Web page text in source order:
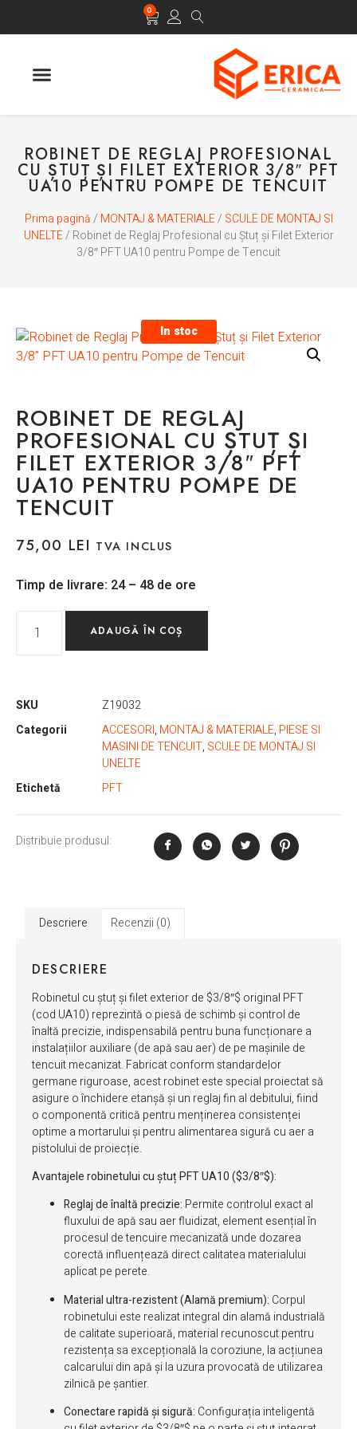
0
ROBINET DE REGLAJ PROFESIONAL
CU ȘTUȚ ȘI FILET EXTERIOR 3/8″ PFT
UA10 PENTRU POMPE DE TENCUIT
Prima pagină/ MONTAJ & MATERIALE/ SCULE DE MONTAJ SI
UNELTE/ Robinet de Reglaj Profesional cu Ștuț și Filet Exterior
3/8″ PFT UA10 pentru Pompe de Tencuit
In stoc
ROBINET DE REGLAJ
PROFESIONAL CU ȘTUȚ ȘI
FILET EXTERIOR 3/8″ PFT
UA10 PENTRU POMPE DE
TENCUIT
75,00 LEI TVA INCLUS
Timp de livrare: 24 – 48 de ore
ADAUGĂ ÎN COȘ
SKU
Z19032
Categorii
ACCESORI, MONTAJ & MATERIALE, PIESE SI
MASINI DE TENCUIT, SCULE DE MONTAJ SI
UNELTE
Etichetă
PFT
Distribuie produsul:
Descriere Recenzii (0)
DESCRIERE
Robinetul cu ștuț și filet exterior de $3/8″$ original PFT
(cod UA10) reprezintă o piesă de schimb și control de
înaltă precizie, indispensabilă pentru buna funcționare a
instalațiilor auxiliare (de apă sau aer) de pe mașinile de
tencuit mecanizat. Fabricat conform standardelor
germane riguroase, acest robinet este special proiectat să
asigure o închidere etanșă și un reglaj fin al debitului, fiind
o componentă critică pentru menținerea consistenței
optime a mortarului și pentru alimentarea sigură cu aer a
pistolului de proiecție.
Avantajele robinetului cu ștuț PFT UA10 ($3/8″$):
Reglaj de înaltă precizie: Permite controlul exact al
fluxului de apă sau aer fluidizat, element esențial în
procesul de tencuire mecanizată unde dozarea
corectă influențează direct calitatea materialului
aplicat pe perete.
Material ultra-rezistent (Alamă premium): Corpul
robinetului este realizat integral din alamă industrială
de calitate superioară, material recunoscut pentru
rezistența sa excepțională la coroziune, la acțiunea
calcarului din apă și la uzura provocată de utilizarea
zilnică pe șantier.
Conectare rapidă și sigură: Configurația inteligentă